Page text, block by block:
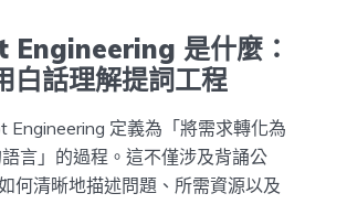
Engineering 是什麼：
白話理解提詞工程
Engineering 定義為「將需求轉化為
言」的過程。這不僅涉及背誦公
何清晰地描述問題、所需資源以及